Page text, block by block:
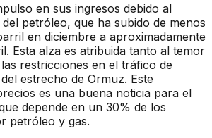
en sus ingresos debido al
petróleo, que ha subido de menos
en diciembre a aproximadamente
Esta alza es atribuida tanto al temor
restricciones en el tráfico de
estrecho de Ormuz. Este
es una buena noticia para el
depende en un 30% de los
petróleo y gas.